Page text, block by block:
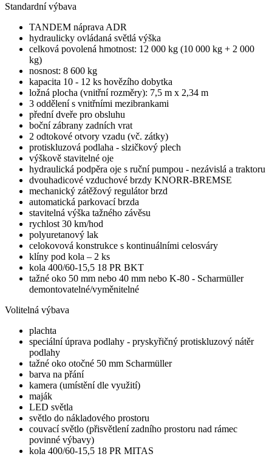
Standardní výbava
TANDEM náprava ADR
hydraulicky ovládaná světlá výška
celková povolená hmotnost: 12 000 kg (10 000 kg + 2 000
kg)
nosnost: 8 600 kg
kapacita 10 - 12 ks hovězího dobytka
ložná plocha (vnitřní rozměry): 7,5 m x 2,34 m
3 oddělení s vnitřními mezibrankami
přední dveře pro obsluhu
boční zábrany zadních vrat
2 odtokové otvory vzadu (vč. zátky)
protiskluzová podlaha - slzičkový plech
výškově stavitelné oje
hydraulická podpěra oje s ruční pumpou - nezávislá a traktoru
dvouhadicové vzduchové brzdy KNORR-BREMSE
mechanický zátěžový regulátor brzd
automatická parkovací brzda
stavitelná výška tažného závěsu
rychlost 30 km/hod
polyuretanový lak
celokovová konstrukce s kontinuálními celosváry
klíny pod kola – 2 ks
kola 400/60-15,5 18 PR BKT
tažné oko 50 mm nebo 40 mm nebo K-80 - Scharmüller
demontovatelné/vyměnitelné
Volitelná výbava
plachta
speciální úprava podlahy - pryskyřičný protiskluzový nátěr
podlahy
tažné oko otočné 50 mm Scharmüller
barva na přání
kamera (umístění dle využití)
maják
LED světla
světlo do nákladového prostoru
couvací světlo (přisvětlení zadního prostoru nad rámec
povinné výbavy)
kola 400/60-15,5 18 PR MITAS